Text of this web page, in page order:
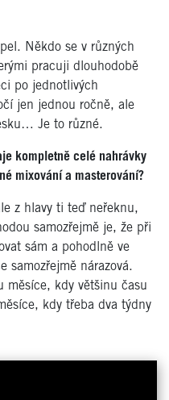
Někdo se v různých
pracuji dlouhodobě
po jednotlivých
jen jednou ročně, ale
Je to různé.
kompletně celé nahrávky
mixování a masterování?
z hlavy ti teď neřeknu,
samozřejmě je, že při
sám a pohodlně ve
samozřejmě nárazová.
měsíce, kdy většinu času
kdy třeba dva týdny